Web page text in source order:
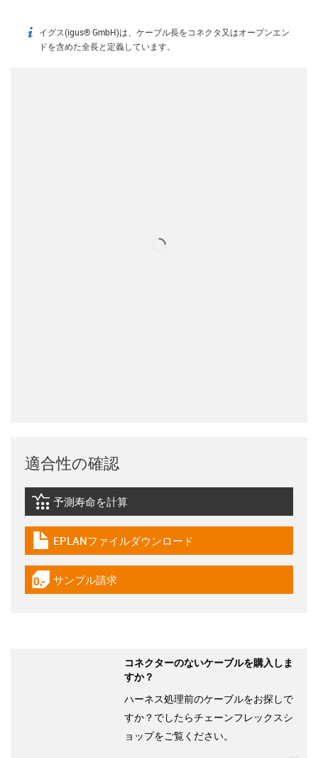
igus-icon-info
イグス(igus® GmbH)は、ケーブル長をコネクタ又はオープンエン
ドを含めた全長と定義しています。
適合性の確認
igus-icon-lebensdauerrechner
予測寿命を計算
igus-icon-download-plan
EPLANファイルダウンロード
igus-icon-gratismuster
サンプル請求
コネクターのないケーブルを購入しま
すか？
ハーネス処理前のケーブルをお探しで
すか？でしたらチェーンフレックスシ
ョップをご覧ください。